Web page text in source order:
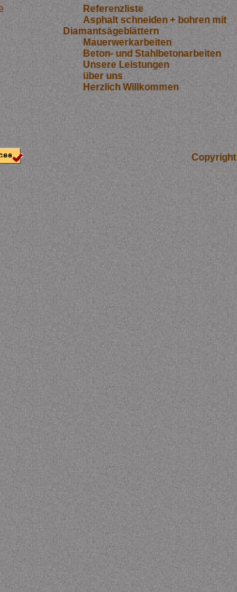
Referenzliste
Asphalt schneiden + bohren mit
Diamantsägeblättern
Mauerwerkarbeiten
Beton- und Stahlbetonarbeiten
Unsere Leistungen
über uns
Herzlich Willkommen